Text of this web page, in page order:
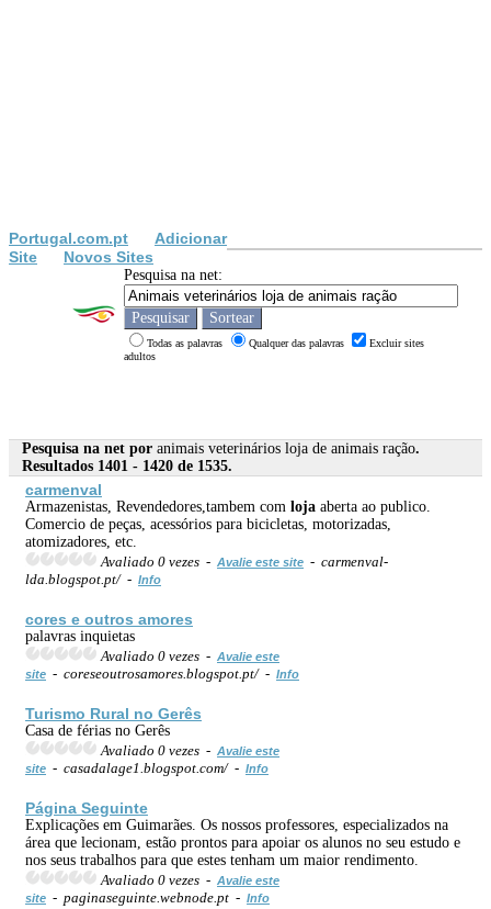
Portugal.com.pt
Adicionar
Site
Novos Sites
Pesquisa na net:
Todas as palavras Qualquer das palavras
Excluir sites
adultos
Pesquisa na net por animais veterinários loja de animais ração.
Resultados 1401 - 1420 de 1535.
carmenval
Armazenistas, Revendedores,tambem com loja aberta ao publico.
Comercio de peças, acessórios para bicicletas, motorizadas,
atomizadores, etc.
Avaliado 0 vezes - Avalie este site - carmenval-
lda.blogspot.pt/ - Info
cores e outros amores
palavras inquietas
Avaliado 0 vezes - Avalie este
site - coreseoutrosamores.blogspot.pt/ - Info
Turismo Rural no Gerês
Casa de férias no Gerês
Avaliado 0 vezes - Avalie este
site - casadalage1.blogspot.com/ - Info
Página Seguinte
Explicações em Guimarães. Os nossos professores, especializados na
área que lecionam, estão prontos para apoiar os alunos no seu estudo e
nos seus trabalhos para que estes tenham um maior rendimento.
Avaliado 0 vezes - Avalie este
site - paginaseguinte.webnode.pt - Info